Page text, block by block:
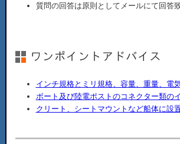
質問の回答は原則としてメールにて回答
インチ規格とミリ規格、容量、重量、電
ボート及び陸電ポストのコネクター類の
クリート、シートマウントなど船体に設